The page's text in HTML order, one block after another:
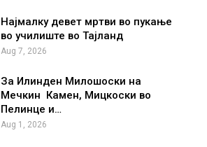
Најмалку девет мртви во пукање
во училиште во Тајланд
Aug 7, 2026
За Илинден Милошоски на
Мечкин Камен, Мицкоски во
Пелинце и…
Aug 1, 2026